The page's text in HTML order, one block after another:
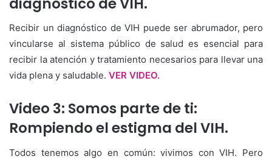
Recibir un diagnóstico de VIH puede ser abrumador, pero
vincularse al sistema público de salud es esencial para
recibir la atención y tratamiento necesarios para llevar una
vida plena y saludable. VER VIDEO.
Video 3: Somos parte de ti:
Rompiendo el estigma del VIH.
Todos tenemos algo en común: vivimos con VIH. Pero